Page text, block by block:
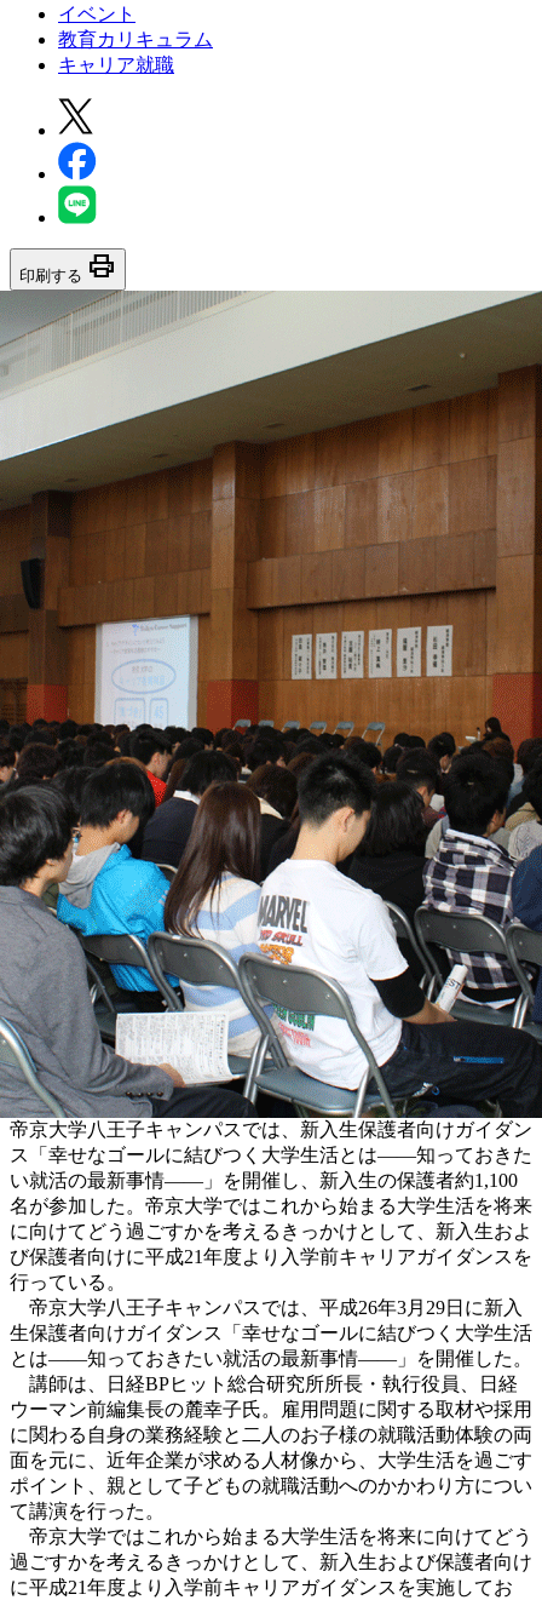
イベント
教育カリキュラム
キャリア就職
印刷する print
帝京大学八王子キャンパスでは、新入生保護者向けガイダン
ス「幸せなゴールに結びつく大学生活とは――知っておきた
い就活の最新事情――」を開催し、新入生の保護者約1,100
名が参加した。帝京大学ではこれから始まる大学生活を将来
に向けてどう過ごすかを考えるきっかけとして、新入生およ
び保護者向けに平成21年度より入学前キャリアガイダンスを
行っている。
帝京大学八王子キャンパスでは、平成26年3月29日に新入
生保護者向けガイダンス「幸せなゴールに結びつく大学生活
とは――知っておきたい就活の最新事情――」を開催した。
講師は、日経BPヒット総合研究所所長・執行役員、日経
ウーマン前編集長の麓幸子氏。雇用問題に関する取材や採用
に関わる自身の業務経験と二人のお子様の就職活動体験の両
面を元に、近年企業が求める人材像から、大学生活を過ごす
ポイント、親として子どもの就職活動へのかかわり方につい
て講演を行った。
帝京大学ではこれから始まる大学生活を将来に向けてどう
過ごすかを考えるきっかけとして、新入生および保護者向け
に平成21年度より入学前キャリアガイダンスを実施してお